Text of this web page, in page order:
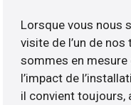
Lorsque vous nous
visite de l’un de
sommes en
l’impact de
il convient toujours,